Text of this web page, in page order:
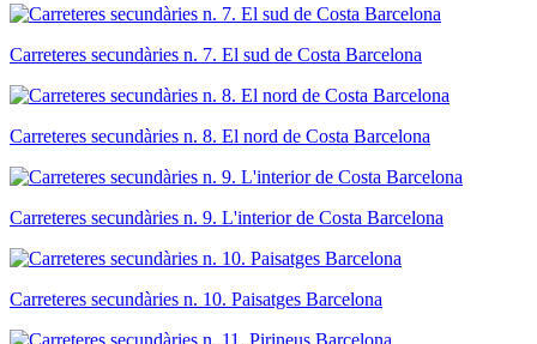
Carreteres secundàries n. 7. El sud de Costa Barcelona
Carreteres secundàries n. 8. El nord de Costa Barcelona
Carreteres secundàries n. 9. L'interior de Costa Barcelona
Carreteres secundàries n. 10. Paisatges Barcelona